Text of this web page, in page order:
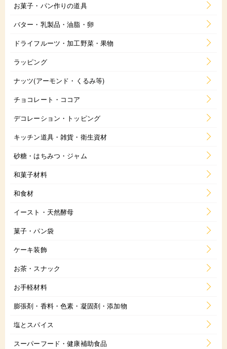
お菓子・パン作りの道具
バター・乳製品・油脂・卵
ドライフルーツ・加工野菜・果物
ラッピング
ナッツ(アーモンド・くるみ等)
チョコレート・ココア
デコレーション・トッピング
キッチン道具・雑貨・衛生資材
砂糖・はちみつ・ジャム
和菓子材料
和食材
イースト・天然酵母
菓子・パン袋
ケーキ装飾
お茶・スナック
お手軽材料
膨張剤・香料・色素・凝固剤・添加物
塩とスパイス
スーパーフード・健康補助食品